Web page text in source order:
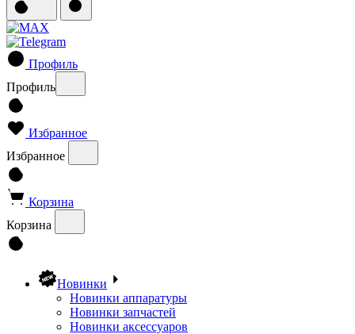
Профиль
Профиль
Избранное
Избранное
Корзина
Корзина
Новинки
Новинки аппаратуры
Новинки запчастей
Новинки аксессуаров